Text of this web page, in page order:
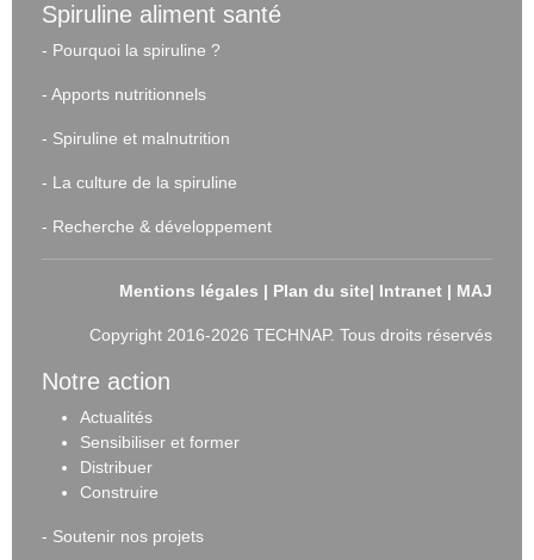
Spiruline aliment santé
- Pourquoi la spiruline ?
- Apports nutritionnels
- Spiruline et malnutrition
- La culture de la spiruline
- Recherche & développement
Mentions légales | Plan du site| Intranet | MAJ
Copyright 2016-2026 TECHNAP. Tous droits réservés
Notre action
Actualités
Sensibiliser et former
Distribuer
Construire
- Soutenir nos projets